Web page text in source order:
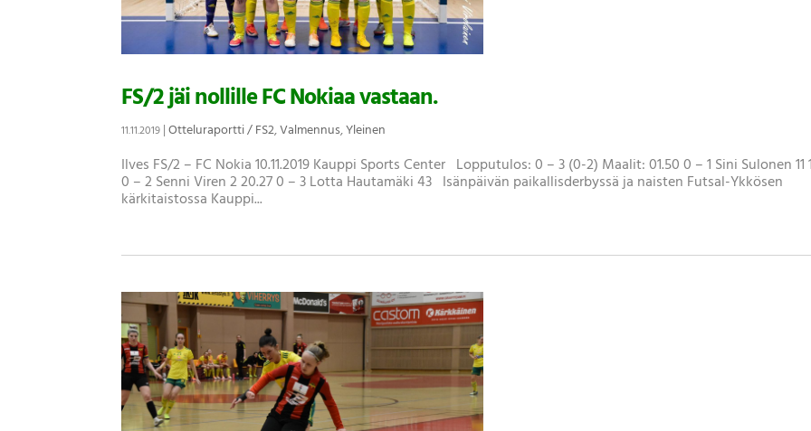
FS/2 jäi nollille FC Nokiaa vastaan.
11.11.2019 |Otteluraportti / FS2,Valmennus,Yleinen
Ilves FS/2 – FC Nokia 10.11.2019 Kauppi Sports Center Lopputulos: 0 – 3 (0-2) Maalit: 01.50 0 – 1 Sini Sulonen 11
0 – 2 Senni Viren 2 20.27 0 – 3 Lotta Hautamäki 43 Isänpäivän paikallisderbyssä ja naisten Futsal-Ykkösen
kärkitaistossa Kauppi...